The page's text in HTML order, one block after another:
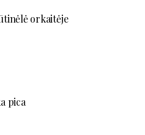
orkaitėje
pica